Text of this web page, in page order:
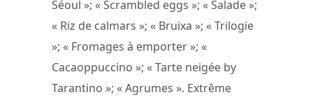
Séoul »; « Scrambled eggs »; « Salade »;
« Riz de calmars »; « Bruixa »; « Trilogie
»; « Fromages à emporter »; «
Cacaoppuccino »; « Tarte neigée by
Tarantino »; « Agrumes ». Extrême